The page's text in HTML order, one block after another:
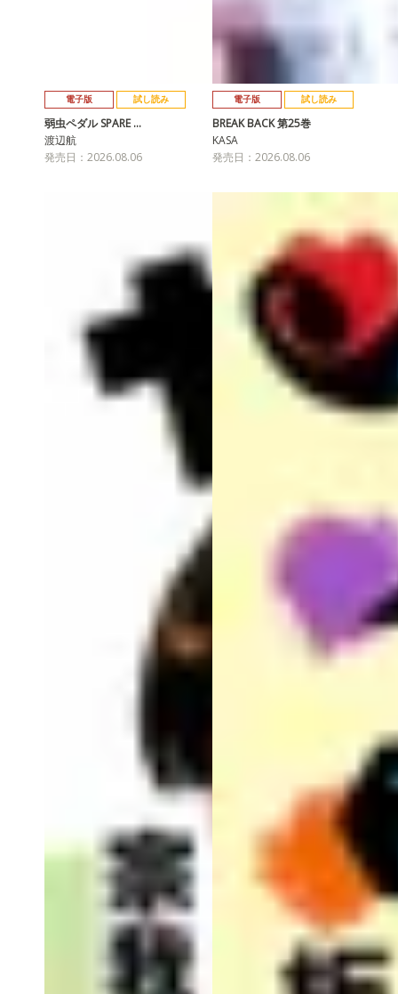
電子版 試し読み
弱虫ペダル SPARE …
渡辺航
発売日：2026.08.06
電子版 試し読み
BREAK BACK 第25巻
KASA
発売日：2026.08.06